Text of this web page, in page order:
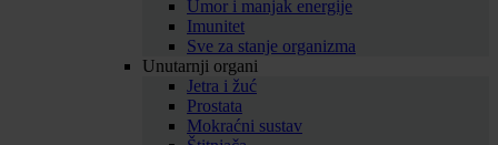
Umor i manjak energije
Imunitet
Sve za stanje organizma
Unutarnji organi
Jetra i žuć
Prostata
Mokraćni sustav